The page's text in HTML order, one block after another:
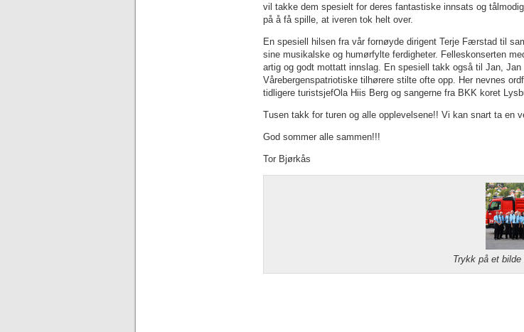
vil takke dem spesielt for deres fantastiske innsats og
på å få spille, at iveren tok helt over.
En spesiell hilsen fra vår fornøyde dirigent Terje Færstad til
sine musikalske og humørfylte ferdigheter. Felleskonserten
artig og godt mottatt innslag. En spesiell takk også til Jan,
Vårebergenspatriotiske tilhørere stilte ofte opp. Her nevnes
tidligere turistsjefOla Hiis Berg og sangerne fra BKK koret
Tusen takk for turen og alle opplevelsene!! Vi kan snart ta en
God sommer alle sammen!!!
Tor Bjørkås
Trykk på et